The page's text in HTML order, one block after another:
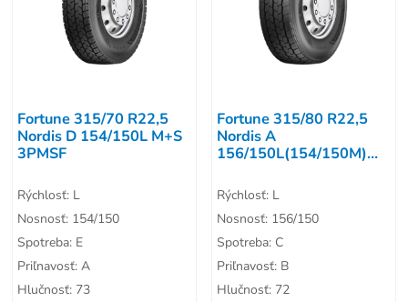
Fortune 315/70 R22,5
Nordis D 154/150L M+S
3PMSF
Rýchlosť: L
Nosnosť: 154/150
Spotreba: E
Priľnavosť: A
Hlučnosť: 73
Fortune 315/80 R22,5
Nordis A
156/150L(154/150M)
Rýchlosť: L
Nosnosť: 156/150
Spotreba: C
Priľnavosť: B
Hlučnosť: 72